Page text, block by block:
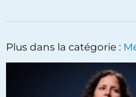
Oui. La Suisse à démocratie directe et
Ce qui n’enlève nullement les
ALERTER
Plus dans la catégorie :